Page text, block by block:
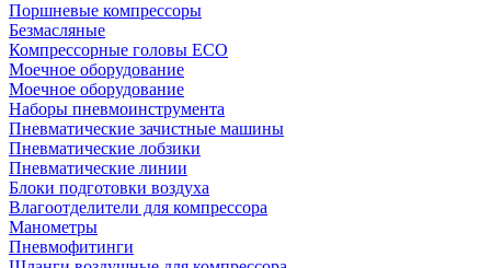
Поршневые компрессоры
Безмасляные
Компрессорные головы ECO
Моечное оборудование
Моечное оборудование
Наборы пневмоинструмента
Пневматические зачистные машины
Пневматические лобзики
Пневматические линии
Блоки подготовки воздуха
Влагоотделители для компрессора
Манометры
Пневмофитинги